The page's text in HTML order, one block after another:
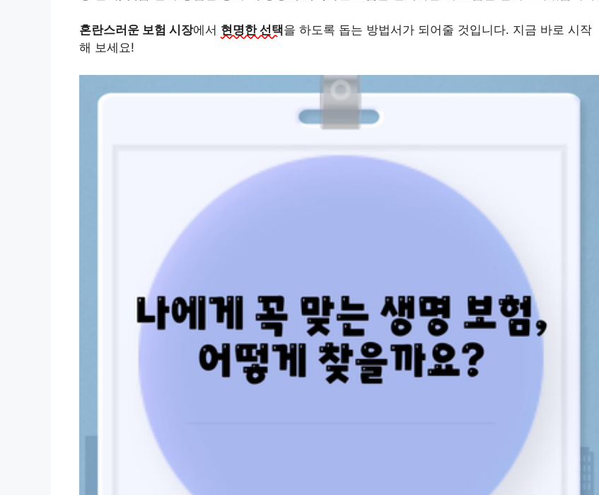
혼란스러운 보험 시장에서 현명한 선택을 하도록 돕는 방법서가 되어줄 것입니다. 지금 바로 시작
해 보세요!